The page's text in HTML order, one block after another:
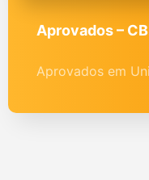
Aprovados –
Aprovados em